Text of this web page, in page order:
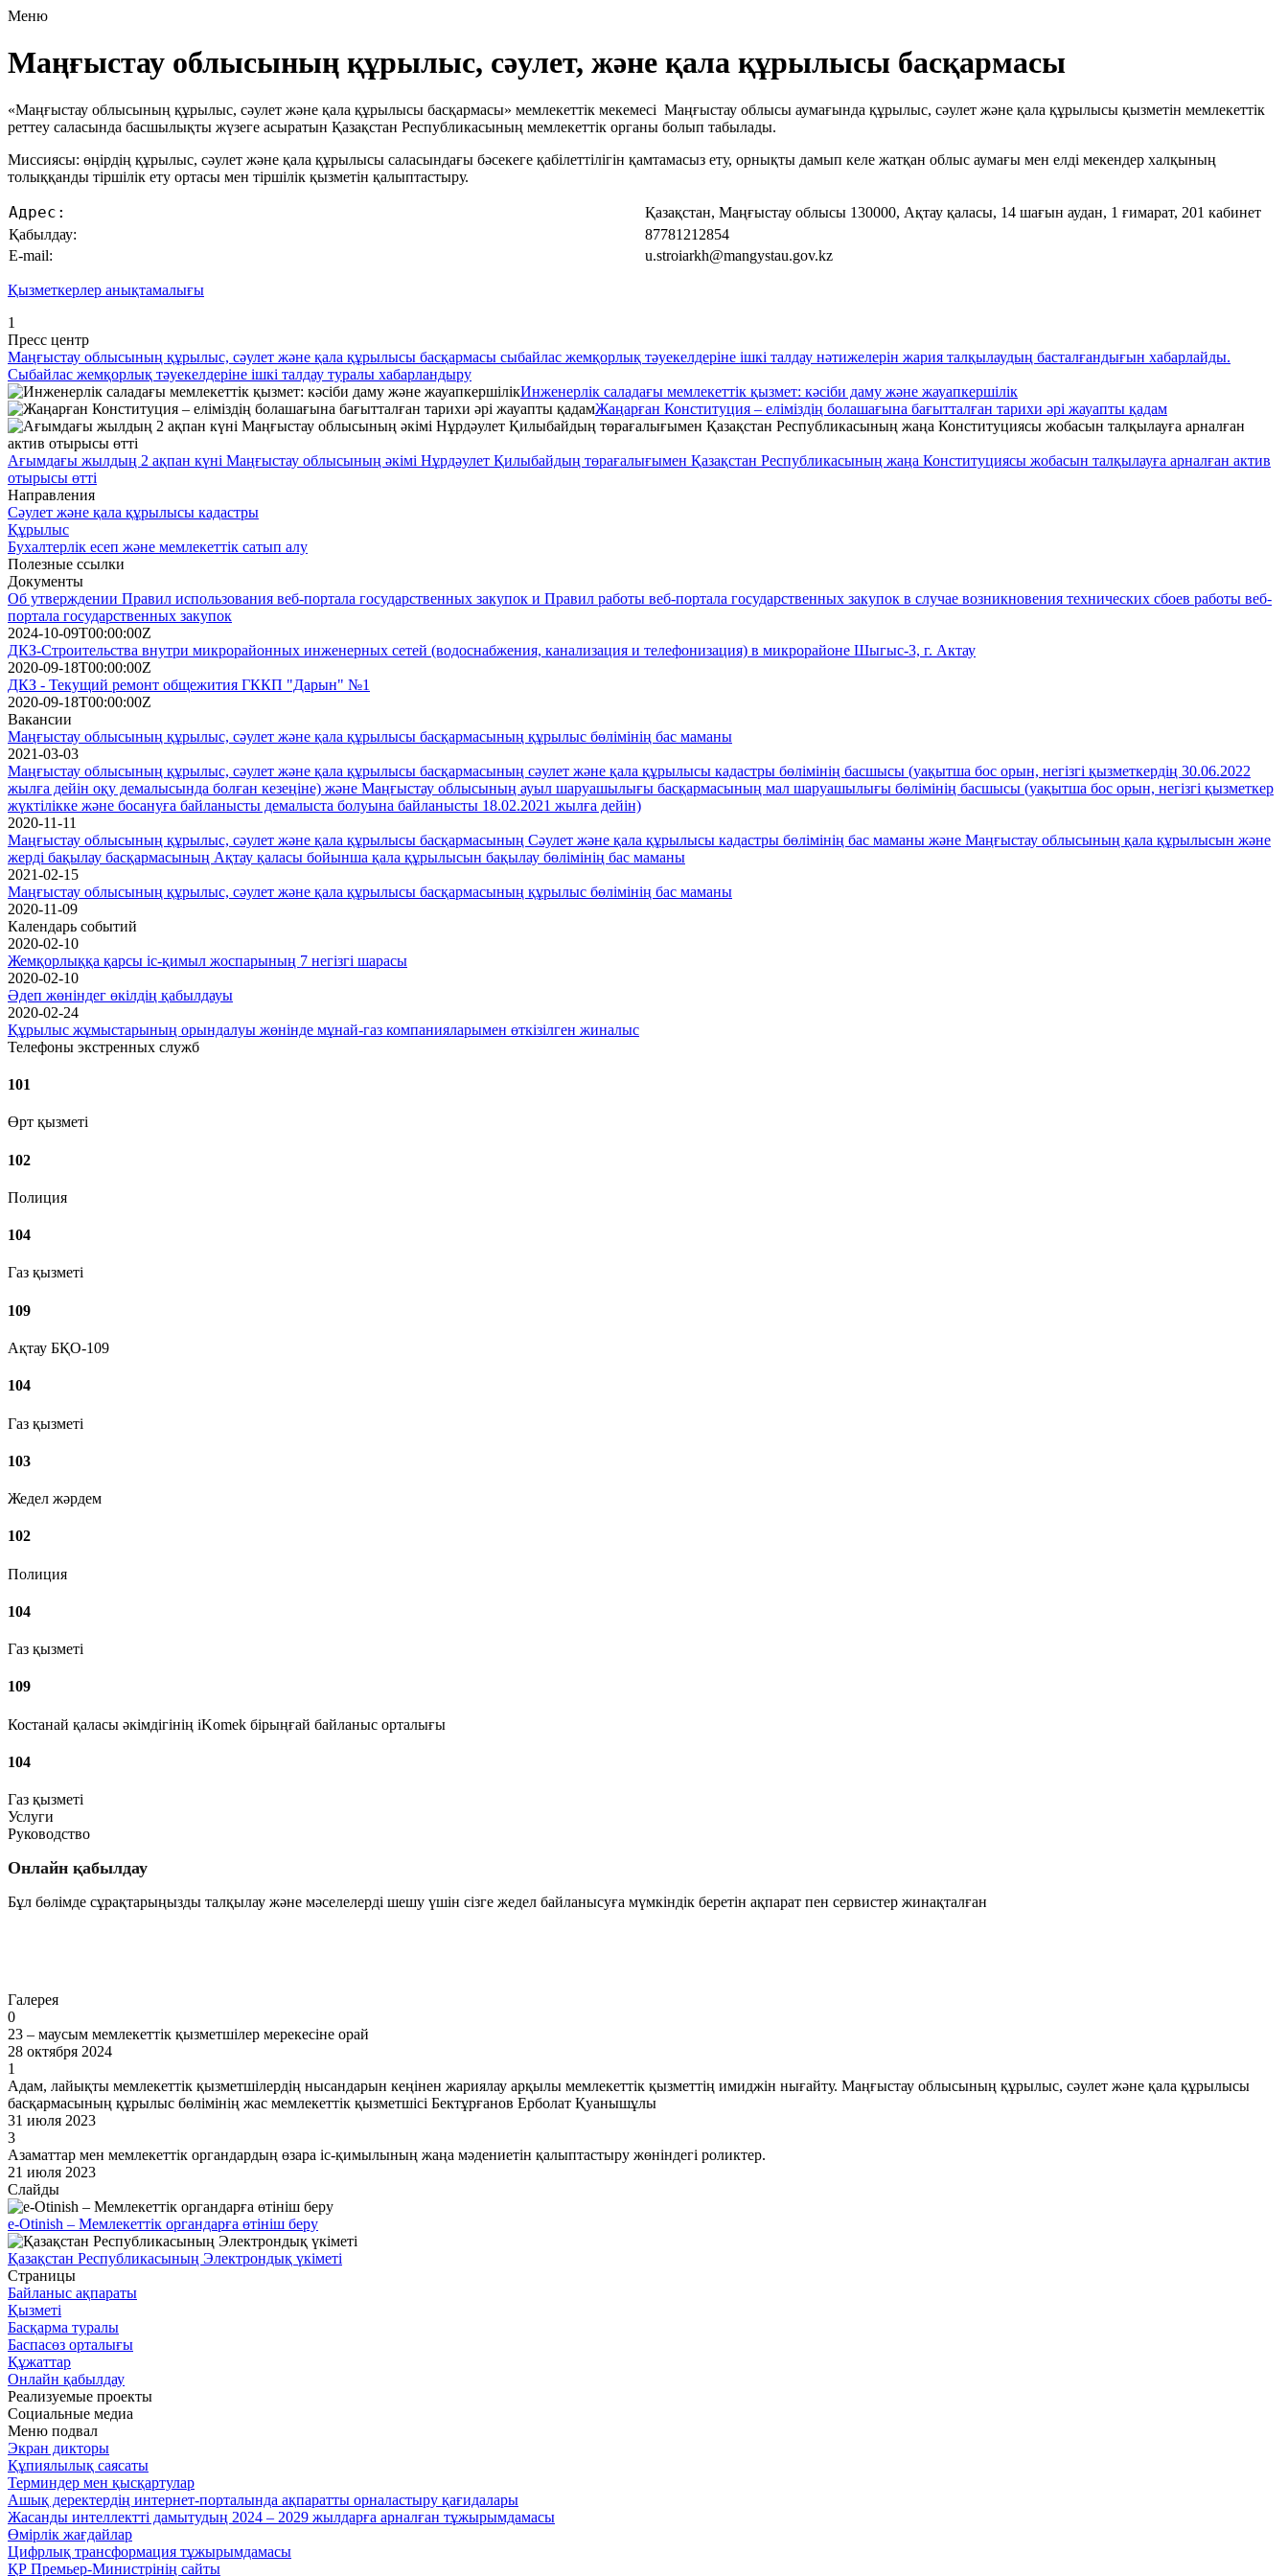
Меню
Маңғыстау облыcының құрылыс, сәулет, және қала құрылысы басқармасы
«Маңғыстау облысының құрылыс, сәулет және қала құрылысы басқармасы» мемлекеттік мекемесі Маңғыстау облысы аумағында құрылыс, сәулет және қала құрылысы қызметін мемлекеттік
реттеу саласында басшылықты жүзеге асыратын Қазақстан Республикасының мемлекеттік органы болып табылады.
Миссиясы: өңірдің құрылыс, сәулет және қала құрылысы саласындағы бәсекеге қабілеттілігін қамтамасыз ету, орнықты дамып келе жатқан облыс аумағы мен елді мекендер халқының
толыққанды тіршілік ету ортасы мен тіршілік қызметін қалыптастыру.
Адрес:
Қазақстан, Маңғыстау облысы 130000, Ақтау қаласы, 14 шағын аудан, 1 ғимарат, 201 кабинет
Қабылдау:
87781212854
Е-mail:
u.stroiarkh@mangystau.gov.kz
Қызметкерлер анықтамалығы
1
Пресс центр
Маңғыстау облыcының құрылыс, сәулет және қала құрылысы басқармасы сыбайлас жемқорлық тәуекелдеріне ішкі талдау нәтижелерін жария талқылаудың басталғандығын хабарлайды.
Сыбайлас жемқорлық тәуекелдеріне ішкі талдау туралы хабарландыру
Инженерлік саладағы мемлекеттік қызмет: кәсіби даму және жауапкершілік
Жаңарған Конституция – еліміздің болашағына бағытталған тарихи әрі жауапты қадам
Ағымдағы жылдың 2 ақпан күні Маңғыстау облысының әкімі Нұрдәулет Қилыбайдың төрағалығымен Қазақстан Республикасының жаңа Конституциясы жобасын талқылауға арналған актив
отырысы өтті
Направления
Сәулет және қала құрылысы кадастры
Құрылыс
Бухалтерлік есеп және мемлекеттік сатып алу
Полезные ссылки
Документы
Об утверждении Правил использования веб-портала государственных закупок и Правил работы веб-портала государственных закупок в случае возникновения технических сбоев работы веб-
портала государственных закупок
2024-10-09T00:00:00Z
ДКЗ-Строительства внутри микрорайонных инженерных сетей (водоснабжения, канализация и телефонизация) в микрорайоне Шыгыс-3, г. Актау
2020-09-18T00:00:00Z
ДКЗ - Текущий ремонт общежития ГККП "Дарын" №1
2020-09-18T00:00:00Z
Вакансии
Маңғыстау облысының құрылыс, сәулет және қала құрылысы басқармасының құрылыс бөлімінің бас маманы
2021-03-03
Маңғыстау облысының құрылыс, сәулет және қала құрылысы басқармасының сәулет және қала құрылысы кадастры бөлімінің басшысы (уақытша бос орын, негізгі қызметкердің 30.06.2022
жылға дейін оқу демалысында болған кезеңіне) және Маңғыстау облысының ауыл шаруашылығы басқармасының мал шаруашылығы бөлімінің басшысы (уақытша бос орын, негізгі қызметкер
жүктілікке және босануға байланысты демалыста болуына байланысты 18.02.2021 жылға дейін)
2020-11-11
Маңғыстау облысының құрылыс, сәулет және қала құрылысы басқармасының Сәулет және қала құрылысы кадастры бөлімінің бас маманы және Маңғыстау облысының қала құрылысын және
жерді бақылау басқармасының Ақтау қаласы бойынша қала құрылысын бақылау бөлімінің бас маманы
2021-02-15
Маңғыстау облысының құрылыс, сәулет және қала құрылысы басқармасының құрылыс бөлімінің бас маманы
2020-11-09
Календарь событий
2020-02-10
Жемқорлыққа қарсы іс-қимыл жоспарының 7 негізгі шарасы
2020-02-10
Әдеп жөніндег өкілдің қабылдауы
2020-02-24
Құрылыс жұмыстарының орындалуы жөнінде мұнай-газ компанияларымен өткізілген жиналыс
Телефоны экстренных служб
101
Өрт қызметі
102
Полиция
104
Газ қызметі
109
Ақтау БҚО-109
104
Газ қызметі
103
Жедел жәрдем
102
Полиция
104
Газ қызметі
109
Костанай қаласы әкімдігінің iKomek бірыңғай байланыс орталығы
104
Газ қызметі
Услуги
Руководство
Онлайн қабылдау
Бұл бөлімде сұрақтарыңызды талқылау және мәселелерді шешу үшін сізге жедел байланысуға мүмкіндік беретін ақпарат пен сервистер жинақталған
Галерея
0
23 – маусым мемлекеттік қызметшілер мерекесіне орай
28 октября 2024
1
Адам, лайықты мемлекеттік қызметшілердің нысандарын кеңінен жариялау арқылы мемлекеттік қызметтің имиджін нығайту. Маңғыстау облысының құрылыс, сәулет және қала құрылысы
басқармасының құрылыс бөлімінің жас мемлекеттік қызметшісі Бектұрғанов Ерболат Қуанышұлы
31 июля 2023
3
Азаматтар мен мемлекеттік органдардың өзара іс-қимылының жаңа мәдениетін қалыптастыру жөніндегі роликтер.
21 июля 2023
Слайды
e-Otinish – Мемлекеттік органдарға өтініш беру
Қазақстан Республикасының Электрондық үкіметі
Страницы
Байланыс ақпараты
Қызметі
Басқарма туралы
Баспасөз орталығы
Құжаттар
Онлайн қабылдау
Реализуемые проекты
Социальные медиа
Меню подвал
Экран дикторы
Құпиялылық саясаты
Терминдер мен қысқартулар
Ашық деректердің интернет-порталында ақпаратты орналастыру қағидалары
Жасанды интеллектті дамытудың 2024 – 2029 жылдарға арналған тұжырымдамасы
Өмірлік жағдайлар
Цифрлық трансформация тұжырымдамасы
ҚР Премьер-Министрінің сайты